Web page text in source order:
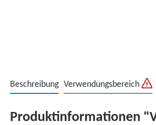
Beschreibung Verwendungsbereich
Produktinformationen